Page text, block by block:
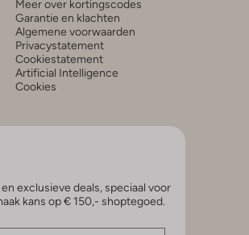
Meer over kortingscodes
Garantie en klachten
Algemene voorwaarden
Privacystatement
Cookiestatement
Artificial Intelligence
Cookies
exclusieve deals, speciaal voor
kans op € 150,- shoptegoed.